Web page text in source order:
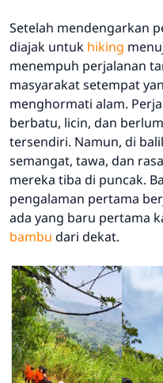
Setelah mendengarkan
diajak untuk hiking
menempuh perjalanan
masyarakat setempat
menghormati alam.
berbatu, licin, dan
tersendiri. Namun, di
semangat, tawa, dan
mereka tiba di puncak.
pengalaman pertama
ada yang baru pertama
bambu dari dekat.